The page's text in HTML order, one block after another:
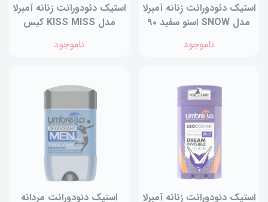
استیک دئودورانت‌ زنانه آمبرلا
مدل SNOW اسنو سفید ۹۰
میلی‌لیتر
ناموجود
استیک دئودورانت‌ زنانه آمبرلا
مدل KISS MISS کیس
میس سرخ آبی ۹۰ میلی‌لیتر
ناموجود
استیک دئودورانت‌ زنانه آمبرلا
استيك دئودورانت‌ مردانه